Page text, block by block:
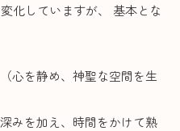
化していますが、 基本とな
（心を静め、神聖な空間を生
深みを加え、時間をかけて熟